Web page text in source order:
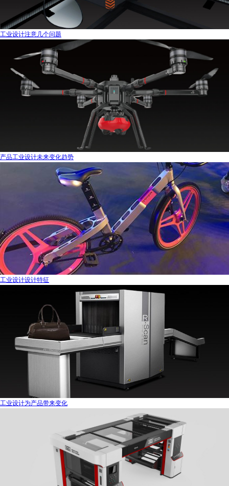
工业设计注意几个问题
产品工业设计未来变化趋势
工业设计设计特征
工业设计为产品带来变化